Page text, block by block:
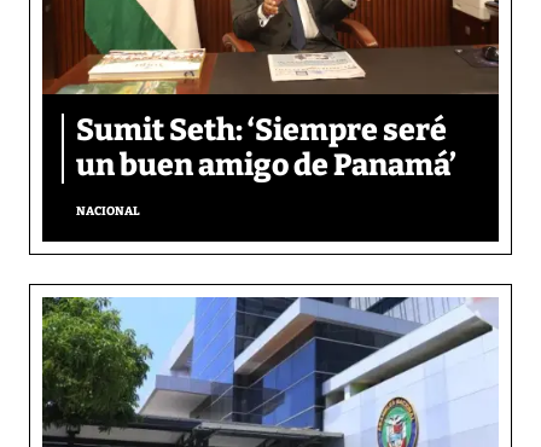
Sumit Seth: ‘Siempre seré
un buen amigo de Panamá’
NACIONAL